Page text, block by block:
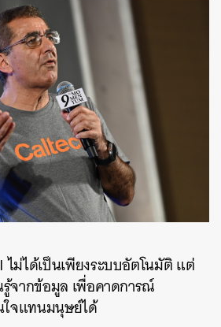
ไม่ได้เป็นเพียงระบบอัตโนมัติ แต่
จากข้อมูล เพื่อคาดการณ์
ใจแทนมนุษย์ได้